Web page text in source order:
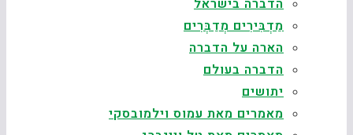
הדברה בישראל
מַדְבִּירִים מְדַבְּרִים
הארה על הדברה
הדברה בעולם
יתושים
מאמרים מאת עמוס וילמובסקי